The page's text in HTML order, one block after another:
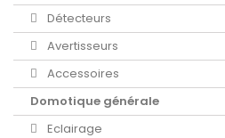
Détecteurs
Avertisseurs
Accessoires
Domotique générale
Eclairage